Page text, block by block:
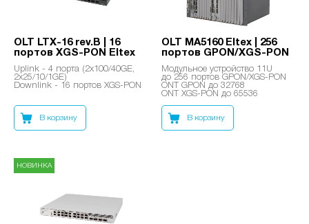
OLT LTX-16 rev.B | 16
портов XGS-PON Eltex
Uplink - 4 порта (2x100/40GE,
2x25/10/1GE)
Downlink - 16 портов XGS-PON
В корзину
OLT MA5160 Eltex | 256
портов GPON/XGS-PON
Модульное устройство 11U
до 256 портов GPON/XGS-PON
ONT GPON до 32768
ONT XGS-PON до 65536
В корзину
НОВИНКА